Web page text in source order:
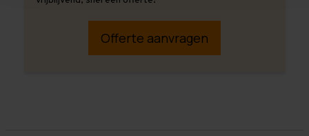
Offerte aanvragen